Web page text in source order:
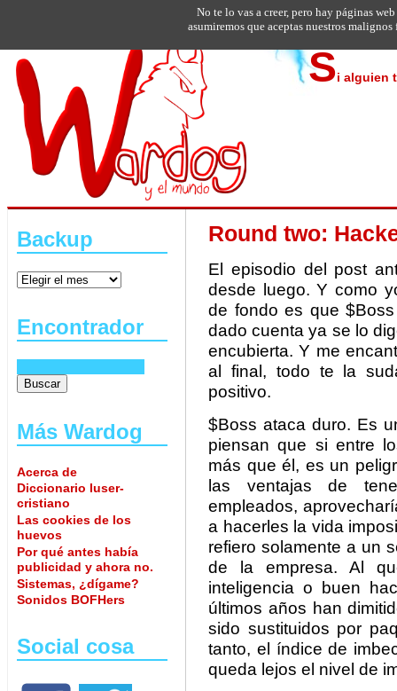
Si alguien
Backup
Encontrador
Más Wardog
Acerca de
Diccionario luser-
cristiano
Las cookies de los
huevos
Por qué antes había
publicidad y ahora no.
Sistemas, ¿dígame?
Sonidos BOFHers
Social cosa
Round two:
El episodio del post
desde luego. Y como
de fondo es que
dado cuenta ya se lo
encubierta. Y me
al final, todo te la
positivo.
$Boss ataca duro. Es
piensan que si entre
más que él, es un
las ventajas de
empleados,
a hacerles la vida
refiero solamente a un
de la empresa. Al
inteligencia o buen
últimos años han
sido sustituidos por
tanto, el índice de
queda lejos el nivel de
No te lo vas a creer, pero hay páginas
asumiremos que aceptas nuestros